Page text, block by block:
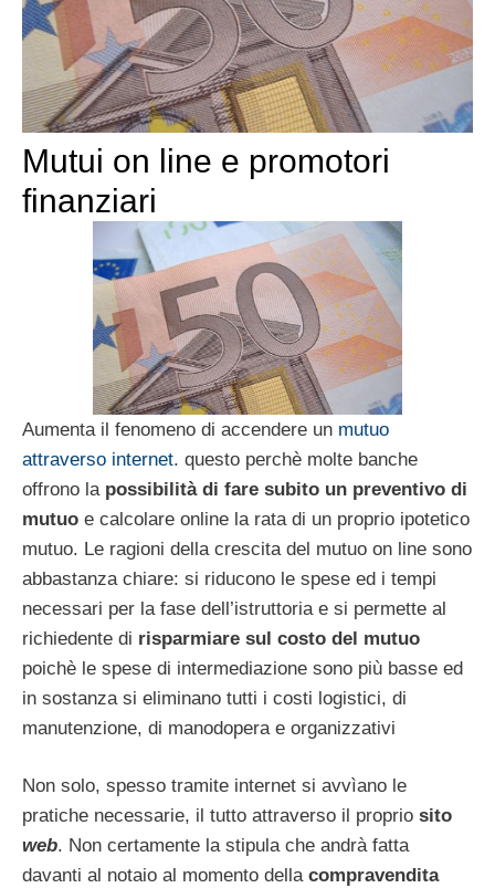
Mutui on line e promotori
finanziari
Aumenta il fenomeno di accendere un mutuo
attraverso internet. questo perchè molte banche
offrono la possibilità di fare subito un preventivo di
mutuo e calcolare online la rata di un proprio ipotetico
mutuo. Le ragioni della crescita del mutuo on line sono
abbastanza chiare: si riducono le spese ed i tempi
necessari per la fase dell’istruttoria e si permette al
richiedente di risparmiare sul costo del mutuo
poichè le spese di intermediazione sono più basse ed
in sostanza si eliminano tutti i costi logistici, di
manutenzione, di manodopera e organizzativi
Non solo, spesso tramite internet si avvìano le
pratiche necessarie, il tutto attraverso il proprio sito
web. Non certamente la stipula che andrà fatta
davanti al notaio al momento della compravendita